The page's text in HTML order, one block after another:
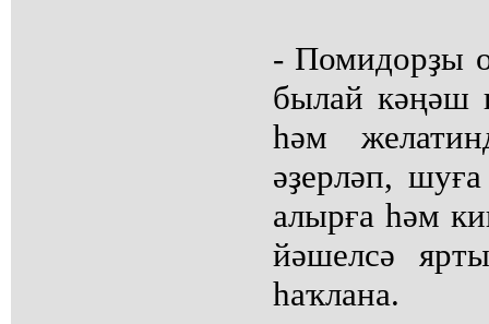
- Помидорҙы
былай кәңәш
һәм
әҙерләп,
алырға һәм
йәшелсә
һаҡлана.